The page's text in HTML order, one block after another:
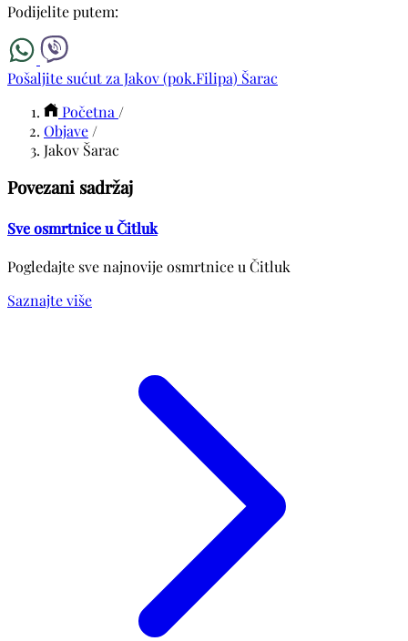
Podijelite putem:
Pošaljite sućut za Jakov (pok.Filipa) Šarac
Početna /
Objave /
Jakov Šarac
Povezani sadržaj
Sve osmrtnice u Čitluk
Pogledajte sve najnovije osmrtnice u Čitluk
Saznajte više